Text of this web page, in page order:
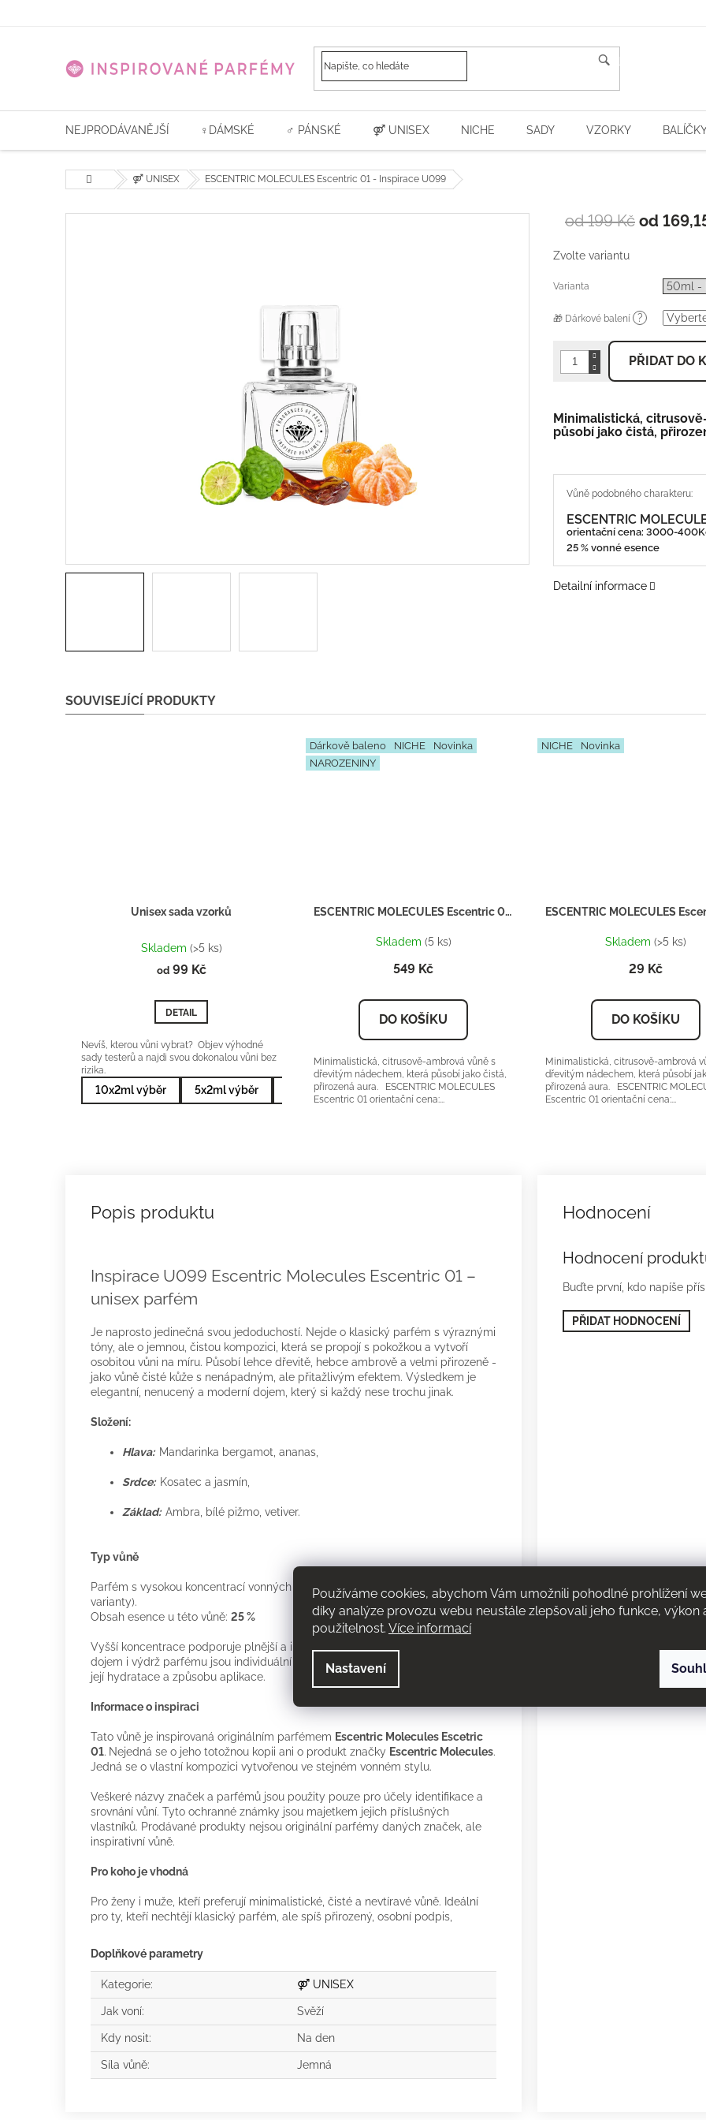
Používáme cookies, abychom Vám umožnili pohodlné prohlížení
díky analýze provozu webu neustále zlepšovali jeho funkce, výkon
použitelnost. Více informací
Nastavení
HLEDAT
NEJPRODÁVANĚJŠÍ ♀️DÁMSKÉ ♂ PÁNSKÉ ⚤ UNISEX NICHE SADY VZORKY
Domů ⚤ UNISEX ESCENTRIC MOLECULES Escentric 01 - Inspirace U099
od 199 Kč od
Zvolte variantu
Varianta
🎁 Dárkové balení ?
PŘIDAT DO
Minimalistická,
působí jako čistá,
ESCENTRIC
orientační cena: 3000-
25 % vonné esence
Detailní informace
SOUVISEJÍCÍ PRODUKTY
Unisex sada vzorků
hodnocení
je
z
5
Skladem (>5 ks)
od99 Kč
DETAIL
Nevíš, kterou vůni vybrat? Objev výhodné
sady testerů a najdi svou dokonalou vůni bez
rizika.
10x2ml výběr 5x2ml výběr 10x2ml nejprodávanější 5x2ml nejprodávanější
Dárkově baleno NICHE
Novinka
NAROZENINY
ESCENTRIC MOLECULES Escentric 01 - Inspirace U099 - Dárkový balíček
Skladem (5 ks)
549 Kč
DO KOŠÍKU
Minimalistická, citrusově-ambrová vůně s
dřevitým nádechem, která působí jako čistá,
přirozená aura. ESCENTRIC MOLECULES
Escentric 01 orientační cena:...
NICHE Novinka
Skladem (>5 ks)
29 Kč
DO KOŠÍKU
Minimalistická, citrusově-ambrová
dřevitým nádechem, která působí
přirozená aura. ESCENTRIC
Escentric 01 orientační cena:...
Inspirace U099 Escentric Molecules Escentric 01 –
unisex parfém
Je naprosto jedinečná svou jedoduchostí. Nejde o klasický parfém s výraznými
tóny, ale o jemnou, čistou kompozici, která se propojí s pokožkou a vytvoří
osobitou vůni na míru. Působí lehce dřevitě, hebce ambrově a velmi přirozeně -
jako vůně čisté kůže s nenápadným, ale přitažlivým efektem. Výsledkem je
elegantní, nenucený a moderní dojem, který si každý nese trochu jinak.
Složení:
Hlava: Mandarinka bergamot, ananas,
Srdce: Kosatec a jasmín,
Základ: Ambra, bílé pižmo, vetiver.
Typ vůně
Parfém s vysokou koncentrací vonných složek (20–30 % dle konkrétní
varianty).
Obsah esence u této vůně: 25 %
Vyšší koncentrace podporuje plnější a intenzivnější vonný projev. Výsledný
dojem i výdrž parfému jsou individuální a mohou se lišit podle typu pokožky,
její hydratace a způsobu aplikace.
Informace o inspiraci
Tato vůně je inspirovaná originálním parfémem Escentric Molecules Escetric
01. Nejedná se o jeho totožnou kopii ani o produkt značky Escentric Molecules.
Jedná se o vlastní kompozici vytvořenou ve stejném vonném stylu.
Veškeré názvy značek a parfémů jsou použity pouze pro účely identifikace a
srovnání vůní. Tyto ochranné známky jsou majetkem jejich příslušných
vlastníků. Prodávané produkty nejsou originální parfémy daných značek, ale
inspirativní vůně.
Pro koho je vhodná
Pro ženy i muže, kteří preferují minimalistické, čisté a nevtíravé vůně. Ideální
pro ty, kteří nechtějí klasický parfém, ale spíš přirozený, osobní podpis,
Doplňkové parametry
Kategorie: ⚤ UNISEX
Jak voní: Svěží
Kdy nosit: Na den
Síla vůně: Jemná
Hodnocení
Buďte první, kdo napíše
PŘIDAT HODNOCENÍ